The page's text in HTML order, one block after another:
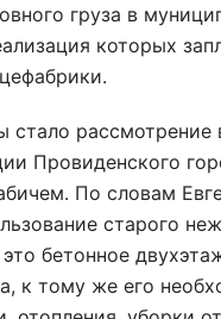
груза в
которых
рассмотрение
Провиденского
По словам
старого
бетонное
к тому же его